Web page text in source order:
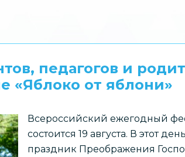
педагогов и
«Яблоко от яблони»
Всероссийский ежегодный
состоится 19 августа. В этот
праздник Преображения